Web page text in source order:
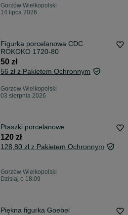
Gorzów Wielkopolski
14 lipca 2026
Figurka porcelanowa CDC
ROKOKO 1720-80
50 zł
56 zł z Pakietem Ochronnym
Gorzów Wielkopolski
03 sierpnia 2026
Ptaszki porcelanowe
120 zł
128,80 zł z Pakietem Ochronnym
Gorzów Wielkopolski
Dzisiaj o 18:09
Piękna figurka Goebel